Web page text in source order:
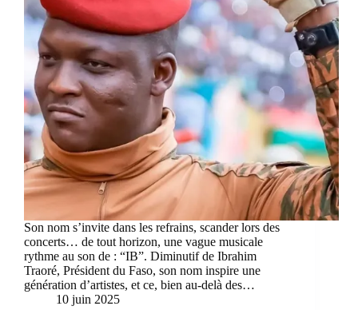
Son nom s’invite dans les refrains, scander lors des
concerts… de tout horizon, une vague musicale
rythme au son de : “IB”. Diminutif de Ibrahim
Traoré, Président du Faso, son nom inspire une
génération d’artistes, et ce, bien au-delà des…
10 juin 2025